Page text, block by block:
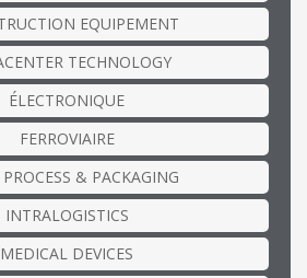
EQUIPEMENT
TECHNOLOGY
ÉLECTRONIQUE
FERROVIAIRE
& PACKAGING
INTRALOGISTICS
MEDICAL DEVICES